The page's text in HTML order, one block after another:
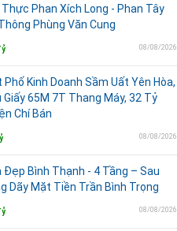
Phan Xích Long - Phan Tây
Phùng Văn Cung
08/08/2026
Phố Kinh Doanh Sầm Uất Yên Hòa,
Giấy 65M 7T Thang Máy, 32 Tỷ
Chí Bán
08/08/2026
Đẹp Bình Thạnh - 4 Tầng – Sau
Dãy Mặt Tiền Trần Bình Trọng
08/08/2026